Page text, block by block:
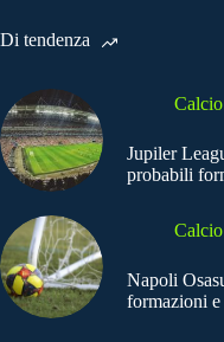
Di tendenza
Calcio
Jupiler
probabili
Calcio
Napoli
formazioni